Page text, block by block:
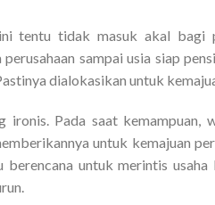
tentu tidak masuk akal bagi
sampai usia siap
dialokasikan untuk
ironis. Pada saat
untuk kemajuan
berencana untuk merintis